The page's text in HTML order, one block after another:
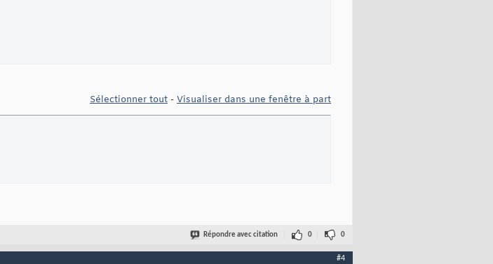
Sélectionner tout - Visualiser dans une fenêtre à part
Répondre avec citation 0 0
#4